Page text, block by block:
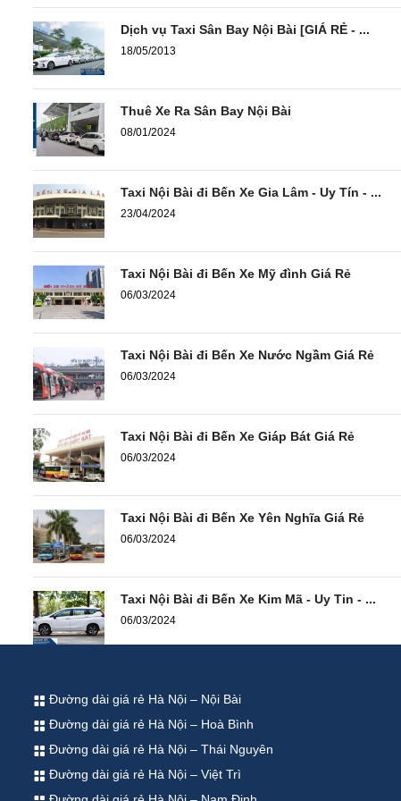
Dịch vụ Taxi Sân Bay Nội Bài [GIÁ RẺ - ...
18/05/2013
Thuê Xe Ra Sân Bay Nội Bài
08/01/2024
Taxi Nội Bài đi Bến Xe Gia Lâm - Uy Tín - ...
23/04/2024
Taxi Nội Bài đi Bến Xe Mỹ đình Giá Rẻ
06/03/2024
Taxi Nội Bài đi Bến Xe Nước Ngầm Giá Rẻ
06/03/2024
Taxi Nội Bài đi Bến Xe Giáp Bát Giá Rẻ
06/03/2024
Taxi Nội Bài đi Bến Xe Yên Nghĩa Giá Rẻ
06/03/2024
Taxi Nội Bài đi Bến Xe Kim Mã - Uy Tin - ...
06/03/2024
Đường dài giá rẻ Hà Nội – Nội Bài
Đường dài giá rẻ Hà Nội – Hoà Bình
Đường dài giá rẻ Hà Nội – Thái Nguyên
Đường dài giá rẻ Hà Nội – Việt Trì